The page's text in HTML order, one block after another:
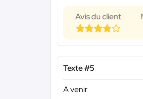
Avis du client
Texte #5
A venir